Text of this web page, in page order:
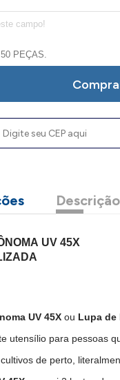
PEÇAS.
Descrição
UV 45X
UV 45X ou Lupa de
utensílio para pessoas
de perto,